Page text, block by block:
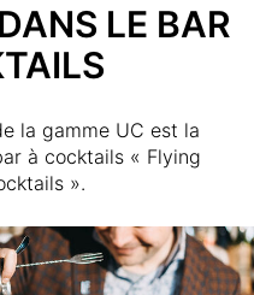
LE BAR
la gamme UC est la
à cocktails « Flying
».